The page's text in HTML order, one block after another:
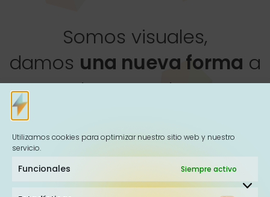
Utilizamos cookies para optimizar nuestro sitio web y nuestro
servicio.
Funcionales Siempre activo
Somos visuales,
damos una nueva forma a
tu proyecto.
Ahunki
visible.